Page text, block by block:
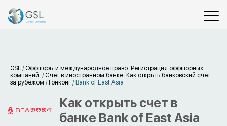
GSL / Оффшоры и международное право. Регистрация оффшорных
компаний. / Счет в иностранном банке: Как открыть банковский счет
за рубежом / Гонконг / Bank of East Asia
Как открыть счет в
банке Bank of East Asia